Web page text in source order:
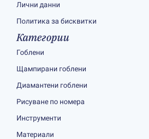
Лични данни
Политика за бисквитки
Категории
Гоблени
Щампирани гоблени
Диамантени гоблени
Рисуване по номера
Инструменти
Материали